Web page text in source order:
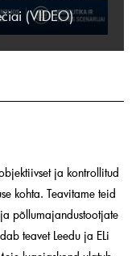
(VIDEO)
ja kontrollitud
kohta. Teavitame teid
põllumajandustootjate
teavet Leedu ja ELi